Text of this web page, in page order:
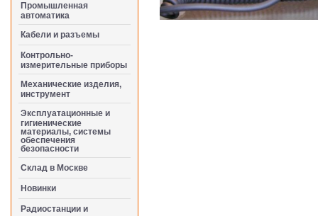
Промышленная
автоматика
Кабели и разъемы
Контрольно-
измерительные приборы
Механические изделия,
инструмент
Эксплуатационные и
гигиенические
материалы, системы
обеспечения
безопасности
Cклад в Москве
Новинки
Радиостанции и